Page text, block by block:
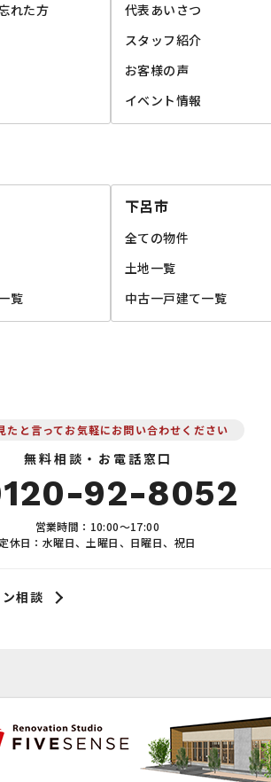
れた方
代表あいさつ
スタッフ紹介
お客様の声
イベント情報
覧
下呂市
全ての物件
土地一覧
中古一戸建て一覧
たと言ってお気軽にお問い合わせください
無料相談・お電話窓口
92-8052
営業時間：10:00〜17:00
定休日：水曜日、土曜日、日曜日、祝日
相談